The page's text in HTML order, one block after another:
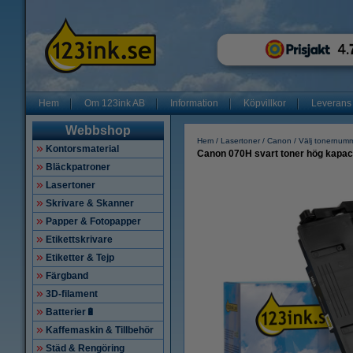
Hem Om 123ink AB Information Köpvillkor Leverans
Webbshop
Kontorsmaterial
Bläckpatroner
Lasertoner
Skrivare & Skanner
Papper & Fotopapper
Etikettskrivare
Etiketter & Tejp
Färgband
3D-filament
Batterier🔋
Kaffemaskin & Tillbehör
Städ & Rengöring
Hem Lasertoner Canon Välj
Canon 070H svart toner hög